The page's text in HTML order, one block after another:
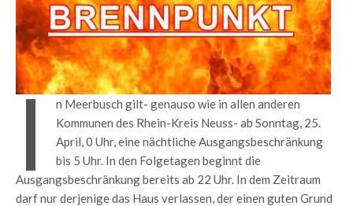
I
n Meerbusch gilt- genauso wie in allen anderen
Kommunen des Rhein-Kreis Neuss- ab Sonntag, 25.
April, 0 Uhr, eine nächtliche Ausgangsbeschränkung
bis 5 Uhr. In den Folgetagen beginnt die
Ausgangsbeschränkung bereits ab 22 Uhr. In dem Zeitraum
darf nur derjenige das Haus verlassen, der einen guten Grund